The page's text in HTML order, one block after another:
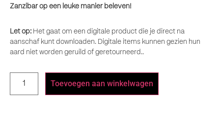
Zanzibar op een leuke manier beleven!
Let op: Het gaat om een digitale product die je direct na
aanschaf kunt downloaden. Digitale items kunnen gezien hun
aard niet worden geruild of geretourneerd..
Toevoegen aan winkelwagen